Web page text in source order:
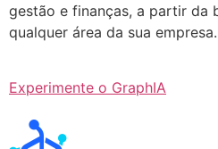
gestão e finanças, a partir da
qualquer área da sua empresa.
Experimente o GraphIA